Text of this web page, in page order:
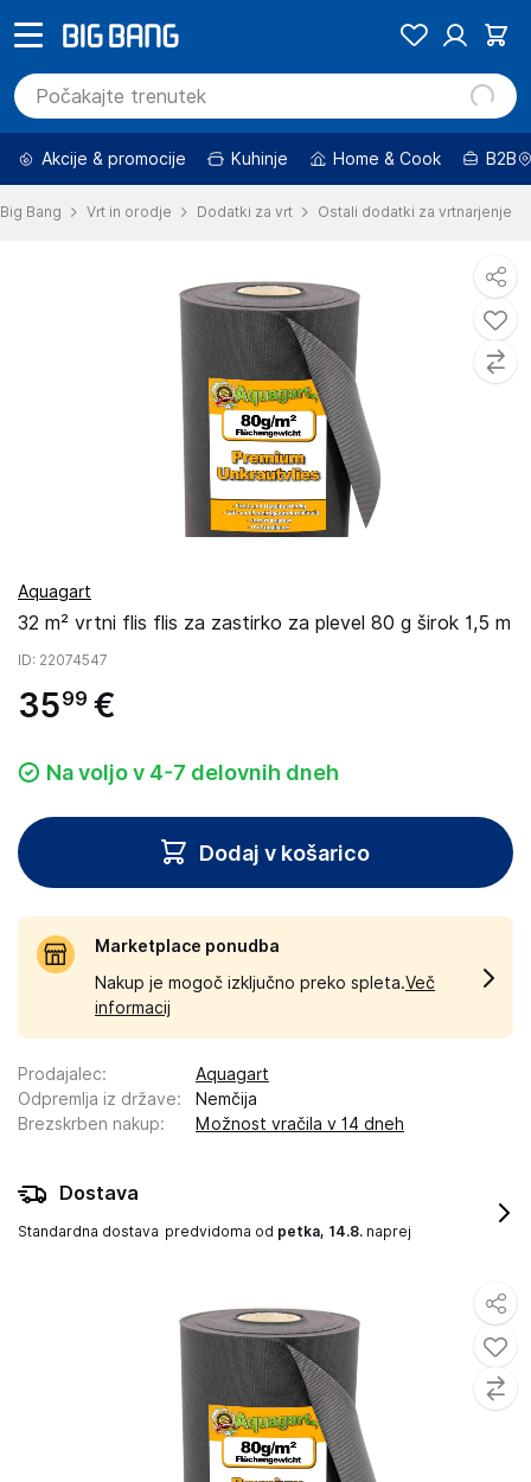
Akcije & promocije Kuhinje Home & Cook B2B
Big Bang Vrt in orodje Dodatki za vrt Ostali dodatki za vrtnarjenje
Aquagart
32 m² vrtni flis flis za zastirko za plevel 80 g širok 1,5 m
ID: 22074547
3599 €
Na voljo v 4-7 delovnih dneh
Dodaj v košarico
Marketplace ponudba
Nakup je mogoč izključno preko spleta.Več
informacij
Prodajalec:
Aquagart
Odpremlja iz države:
Nemčija
Brezskrben nakup: Možnost vračila v 14 dneh
Dostava
Standardna dostava predvidoma od petka, 14.8. naprej